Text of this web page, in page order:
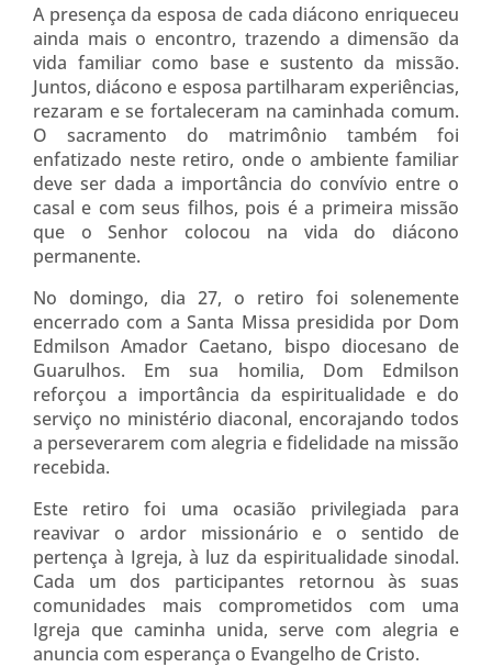
A presença da esposa de cada diácono enriqueceu
ainda mais o encontro, trazendo a dimensão da
vida familiar como base e sustento da missão.
Juntos, diácono e esposa partilharam experiências,
rezaram e se fortaleceram na caminhada comum.
O sacramento do matrimônio também foi
enfatizado neste retiro, onde o ambiente familiar
deve ser dada a importância do convívio entre o
casal e com seus filhos, pois é a primeira missão
que o Senhor colocou na vida do diácono
permanente.
No domingo, dia 27, o retiro foi solenemente
encerrado com a Santa Missa presidida por Dom
Edmilson Amador Caetano, bispo diocesano de
Guarulhos. Em sua homilia, Dom Edmilson
reforçou a importância da espiritualidade e do
serviço no ministério diaconal, encorajando todos
a perseverarem com alegria e fidelidade na missão
recebida.
Este retiro foi uma ocasião privilegiada para
reavivar o ardor missionário e o sentido de
pertença à Igreja, à luz da espiritualidade sinodal.
Cada um dos participantes retornou às suas
comunidades mais comprometidos com uma
Igreja que caminha unida, serve com alegria e
anuncia com esperança o Evangelho de Cristo.